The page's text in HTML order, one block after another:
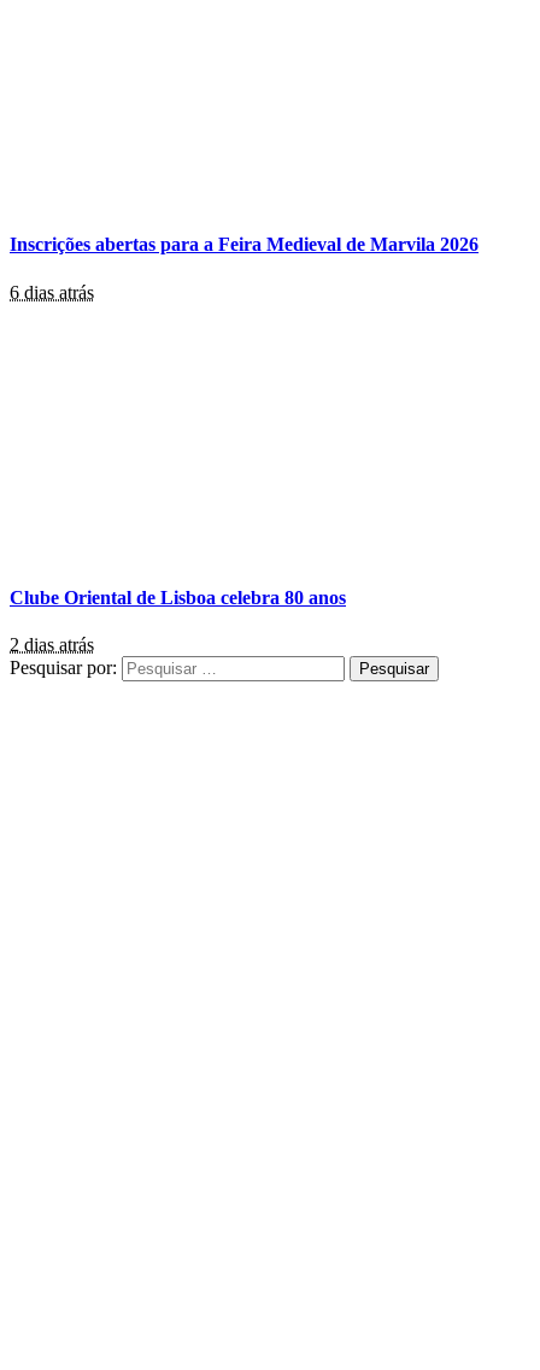
Inscrições abertas para a Feira Medieval de Marvila 2026
6 dias atrás
Clube Oriental de Lisboa celebra 80 anos
2 dias atrás
Pesquisar por: